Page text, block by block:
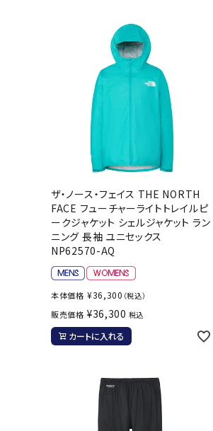
ザ・ノース・フェイス THE NORTH
FACE フューチャーライトトレイルピ
ークジャケット シェルジャケット ラン
ニング 長袖 ユニセックス
NP62570-AQ
本体価格 ¥36,300 （税込）
販売価格 ¥36,300 税込
カートに入れる